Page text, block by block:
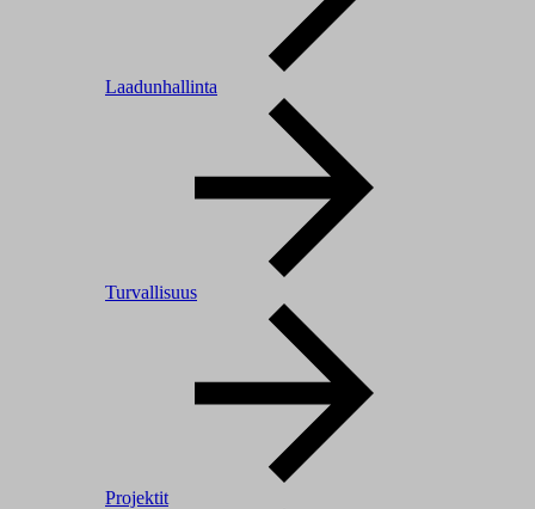
Laadunhallinta
Turvallisuus
Projektit